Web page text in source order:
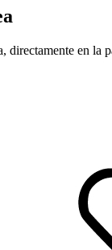
directamente en